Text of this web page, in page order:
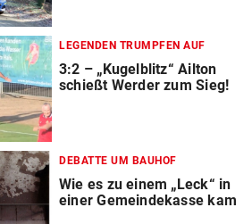
LEGENDEN TRUMPFEN AUF
3:2 – „Kugelblitz“ Ailton
schießt Werder zum Sieg!
DEBATTE UM BAUHOF
Wie es zu einem „Leck“ in
einer Gemeindekasse kam